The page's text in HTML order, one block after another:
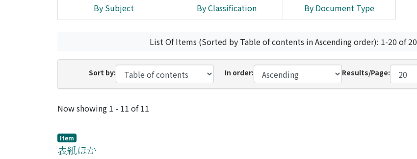
By Subject By Classification By Document Type
List Of Items (Sorted by Table of contents in Ascending order): 1-20 of 20
Sort by: In order: Results/Page:
Recent Submissions
Now showing 1 - 11 of 11
Item
表紙ほか